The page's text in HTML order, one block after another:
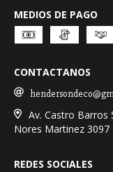
MEDIOS DE PAGO
CONTACTANOS
Av. Castro Barros
Nores Martinez 3097
REDES SOCIALES